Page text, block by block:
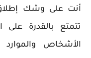
أنت على وشك
تتمتع بالقدرة على
الأشخاص